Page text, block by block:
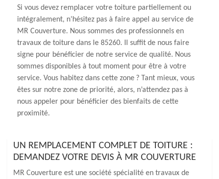
Si vous devez remplacer votre toiture partiellement ou
intégralement, n’hésitez pas à faire appel au service de
MR Couverture. Nous sommes des professionnels en
travaux de toiture dans le 85260. Il suffit de nous faire
signe pour bénéficier de notre service de qualité. Nous
sommes disponibles à tout moment pour être à votre
service. Vous habitez dans cette zone ? Tant mieux, vous
êtes sur notre zone de priorité, alors, n’attendez pas à
nous appeler pour bénéficier des bienfaits de cette
proximité.
UN REMPLACEMENT COMPLET DE TOITURE :
DEMANDEZ VOTRE DEVIS À MR COUVERTURE
MR Couverture est une société spécialité en travaux de